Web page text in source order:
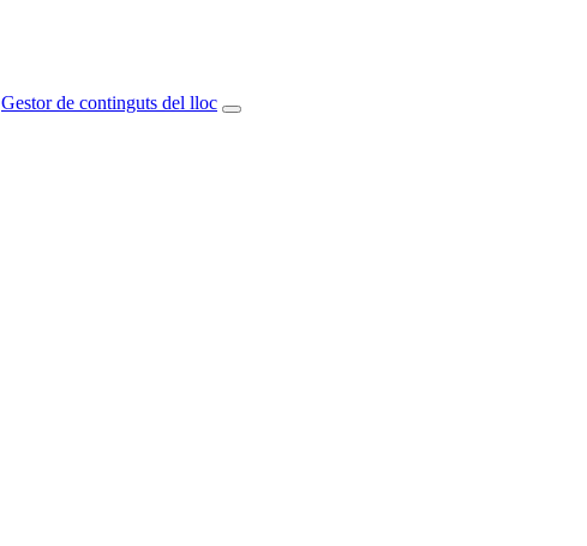
Gestor de continguts del lloc